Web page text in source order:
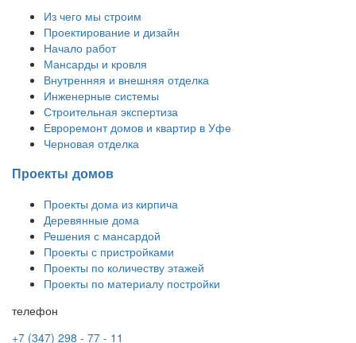
Из чего мы строим
Проектирование и дизайн
Начало работ
Мансарды и кровля
Внутренняя и внешняя отделка
Инженерные системы
Строительная экспертиза
Евроремонт домов и квартир в Уфе
Черновая отделка
Проекты домов
Проекты дома из кирпича
Деревянные дома
Решения с мансардой
Проекты с пристройками
Проекты по количеству этажей
Проекты по материалу постройки
телефон
+7 (347) 298 - 77 - 11